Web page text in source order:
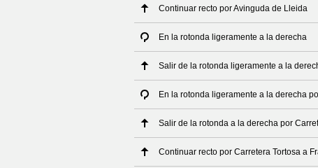
Continuar recto por Avinguda de Lleida
En la rotonda ligeramente a la derecha
Salir de la rotonda ligeramente a la
En la rotonda ligeramente a la derecha
Salir de la rotonda a la derecha por
Continuar recto por Carretera Tortosa a